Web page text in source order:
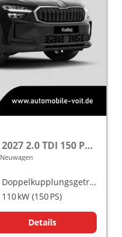
Selection Plus Modelljahr 2027 2.0 TDI 150 PS DSG TEMPOMAT/R.KAMERA/SHZ/LED/LENKRADHEIZUNG frei konfigurierbar!
Neuwagen
Doppelkupplungsgetriebe (DSG)
110 kW (150 PS)
Details